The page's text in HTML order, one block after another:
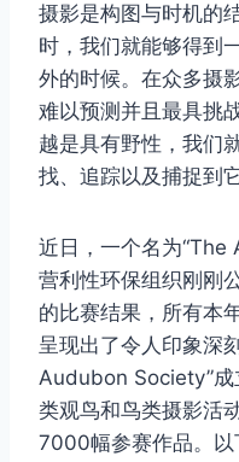
摄影是构图与时机的
时，我们就能够得到
外的时候。在众多摄
难以预测并且最具挑
越是具有野性，我们
找、追踪以及捕捉到它
近日，一个名为
营利性环保组织刚刚
的比赛结果，所有本
呈现出了令人印象深
Audubon Society”成
类观鸟和鸟类摄影活
7000幅参赛作品。